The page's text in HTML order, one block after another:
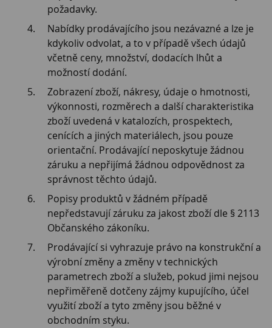
požadavky.
Nabídky prodávajícího jsou nezávazné a lze je
kdykoliv odvolat, a to v případě všech údajů
včetně ceny, množství, dodacích lhůt a
možností dodání.
Zobrazení zboží, nákresy, údaje o hmotnosti,
výkonnosti, rozměrech a další charakteristika
zboží uvedená v katalozích, prospektech,
cenících a jiných materiálech, jsou pouze
orientační. Prodávající neposkytuje žádnou
záruku a nepřijímá žádnou odpovědnost za
správnost těchto údajů.
Popisy produktů v žádném případě
nepředstavují záruku za jakost zboží dle § 2113
Občanského zákoníku.
Prodávající si vyhrazuje právo na konstrukční a
výrobní změny a změny v technických
parametrech zboží a služeb, pokud jimi nejsou
nepřiměřeně dotčeny zájmy kupujícího, účel
využití zboží a tyto změny jsou běžné v
obchodním styku.